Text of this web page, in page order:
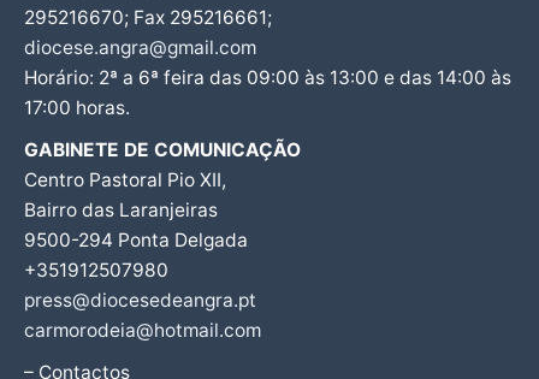
295216670; Fax 295216661;
diocese.angra@gmail.com
Horário: 2ª a 6ª feira das 09:00 às 13:00 e das 14:00 às
17:00 horas.
GABINETE DE COMUNICAÇÃO
Centro Pastoral Pio XII,
Bairro das Laranjeiras
9500-294 Ponta Delgada
+351912507980
press@diocesedeangra.pt
carmorodeia@hotmail.com
– Contactos